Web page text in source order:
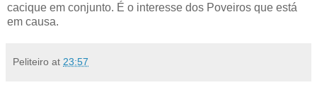
cacique em conjunto. É o interesse dos Poveiros que está
em causa.
Peliteiro at 23:57